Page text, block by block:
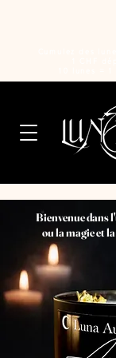
Bienvenue dans
ou la magie et